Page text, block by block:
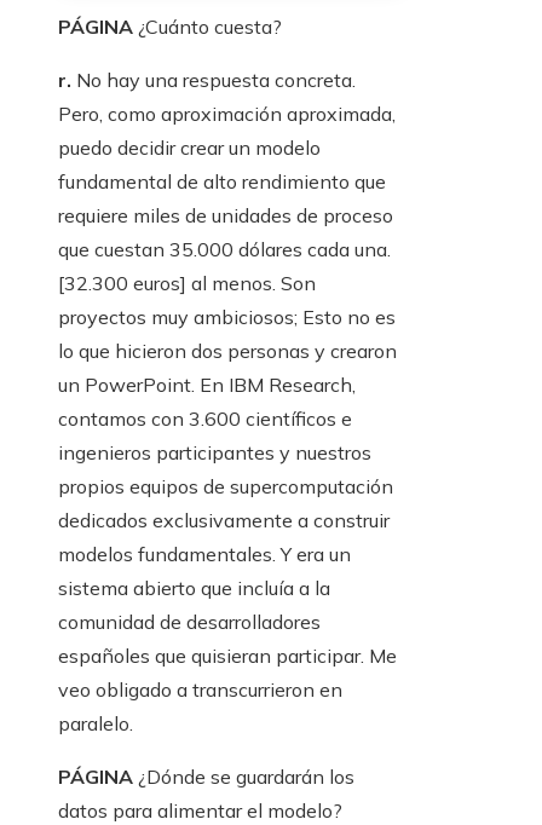
PÁGINA ¿Cuánto cuesta?
r. No hay una respuesta concreta.
Pero, como aproximación aproximada,
puedo decidir crear un modelo
fundamental de alto rendimiento que
requiere miles de unidades de proceso
que cuestan 35.000 dólares cada una.
[32.300 euros] al menos. Son
proyectos muy ambiciosos; Esto no es
lo que hicieron dos personas y crearon
un PowerPoint. En IBM Research,
contamos con 3.600 científicos e
ingenieros participantes y nuestros
propios equipos de supercomputación
dedicados exclusivamente a construir
modelos fundamentales. Y era un
sistema abierto que incluía a la
comunidad de desarrolladores
españoles que quisieran participar. Me
veo obligado a transcurrieron en
paralelo.
PÁGINA ¿Dónde se guardarán los
datos para alimentar el modelo?